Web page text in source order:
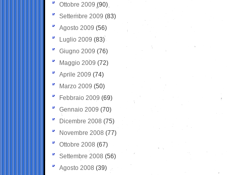
Ottobre 2009 (90)
Settembre 2009 (83)
Agosto 2009 (56)
Luglio 2009 (83)
Giugno 2009 (76)
Maggio 2009 (72)
Aprile 2009 (74)
Marzo 2009 (50)
Febbraio 2009 (69)
Gennaio 2009 (70)
Dicembre 2008 (75)
Novembre 2008 (77)
Ottobre 2008 (67)
Settembre 2008 (56)
Agosto 2008 (39)